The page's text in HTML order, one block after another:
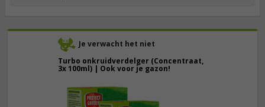
Je verwacht het niet
Turbo onkruidverdelger (Concentraat,
3x 100ml) | Ook voor je gazon!